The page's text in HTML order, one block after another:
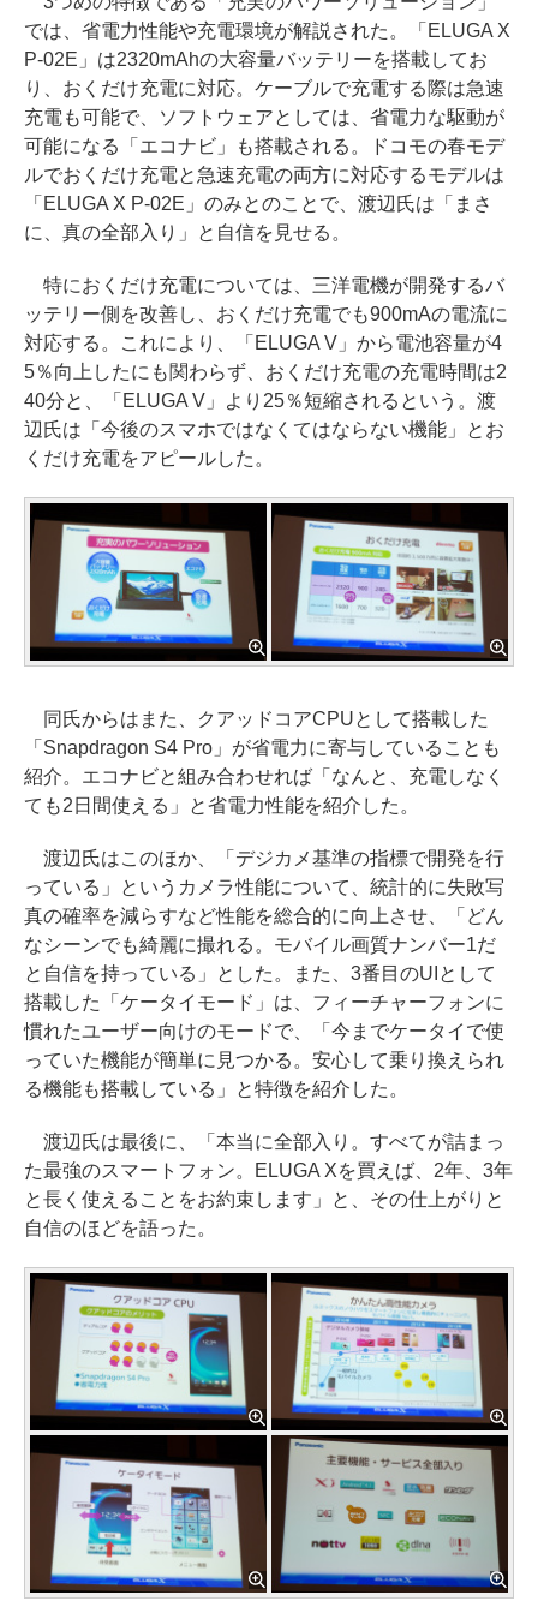
では、省電力性能や充電環境が解説された。「ELUGA X
P-02E」は2320mAhの大容量バッテリーを搭載してお
り、おくだけ充電に対応。ケーブルで充電する際は急速
充電も可能で、ソフトウェアとしては、省電力な駆動が
可能になる「エコナビ」も搭載される。ドコモの春モデ
ルでおくだけ充電と急速充電の両方に対応するモデルは
「ELUGA X P-02E」のみとのことで、渡辺氏は「まさ
に、真の全部入り」と自信を見せる。
特におくだけ充電については、三洋電機が開発するバ
ッテリー側を改善し、おくだけ充電でも900mAの電流に
対応する。これにより、「ELUGA V」から電池容量が4
5％向上したにも関わらず、おくだけ充電の充電時間は2
40分と、「ELUGA V」より25％短縮されるという。渡
辺氏は「今後のスマホではなくてはならない機能」とお
くだけ充電をアピールした。
同氏からはまた、クアッドコアCPUとして搭載した
「Snapdragon S4 Pro」が省電力に寄与していることも
紹介。エコナビと組み合わせれば「なんと、充電しなく
ても2日間使える」と省電力性能を紹介した。
渡辺氏はこのほか、「デジカメ基準の指標で開発を行
っている」というカメラ性能について、統計的に失敗写
真の確率を減らすなど性能を総合的に向上させ、「どん
なシーンでも綺麗に撮れる。モバイル画質ナンバー1だ
と自信を持っている」とした。また、3番目のUIとして
搭載した「ケータイモード」は、フィーチャーフォンに
慣れたユーザー向けのモードで、「今までケータイで使
っていた機能が簡単に見つかる。安心して乗り換えられ
る機能も搭載している」と特徴を紹介した。
渡辺氏は最後に、「本当に全部入り。すべてが詰まっ
た最強のスマートフォン。ELUGA Xを買えば、2年、3年
と長く使えることをお約束します」と、その仕上がりと
自信のほどを語った。